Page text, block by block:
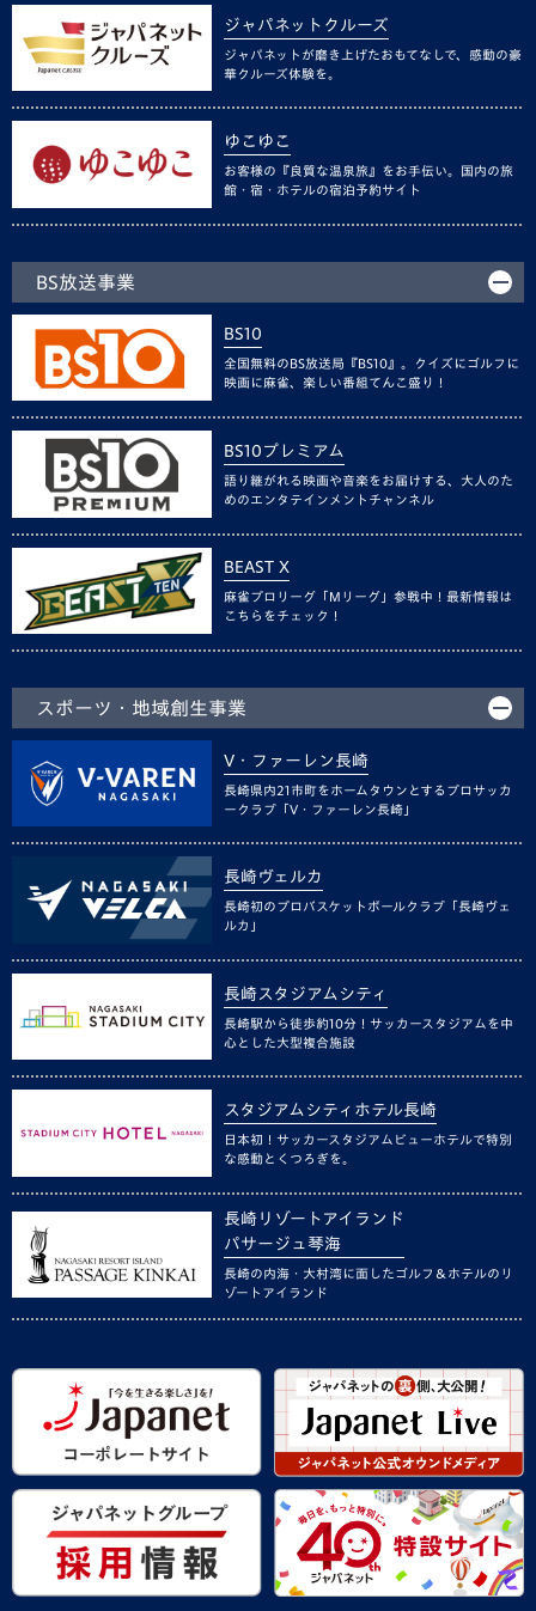
ジャパネットクルーズ
ジャパネットが磨き上げたおもてなしで、感動の豪
華クルーズ体験を。
ゆこゆこ
お客様の『良質な温泉旅』をお手伝い。国内の旅
館・宿・ホテルの宿泊予約サイト
BS放送事業
BS10
全国無料のBS放送局『BS10』。クイズにゴルフに
映画に麻雀、楽しい番組てんこ盛り！
BS10プレミアム
語り継がれる映画や音楽をお届けする、大人のた
めのエンタテインメントチャンネル
BEAST X
麻雀プロリーグ「Mリーグ」参戦中！最新情報は
こちらをチェック！
スポーツ・地域創生事業
V・ファーレン長崎
長崎県内21市町をホームタウンとするプロサッカ
ークラブ「V・ファーレン長崎」
長崎ヴェルカ
長崎初のプロバスケットボールクラブ「長崎ヴェ
ルカ」
長崎スタジアムシティ
長崎駅から徒歩約10分！サッカースタジアムを中
心とした大型複合施設
スタジアムシティホテル長崎
日本初！サッカースタジアムビューホテルで特別
な感動とくつろぎを。
長崎リゾートアイランド
パサージュ琴海
長崎の内海・大村湾に面したゴルフ＆ホテルのリ
ゾートアイランド